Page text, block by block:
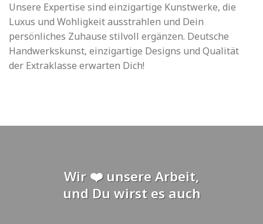
Unsere Expertise sind einzigartige Kunstwerke, die
Luxus und Wohligkeit ausstrahlen und Dein
persönliches Zuhause stilvoll ergänzen. Deutsche
Handwerkskunst, einzigartige Designs und Qualität
der Extraklasse erwarten Dich!
Wir ❤️ unsere Arbeit,
und Du wirst es auch